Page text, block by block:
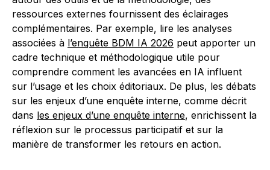
ressources externes fournissent des éclairages
complémentaires. Par exemple, lire les analyses
associées à l’enquête BDM IA 2026 peut apporter un
cadre technique et méthodologique utile pour
comprendre comment les avancées en IA influent
sur l’usage et les choix éditoriaux. De plus, les débats
sur les enjeux d’une enquête interne, comme décrit
dans les enjeux d’une enquête interne, enrichissent la
réflexion sur le processus participatif et sur la
manière de transformer les retours en action.